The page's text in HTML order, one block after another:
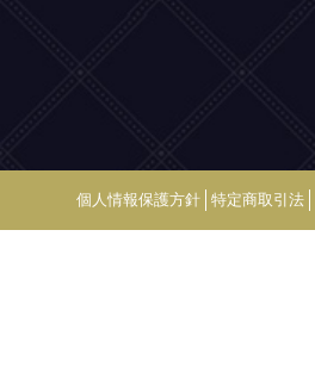
個人情報保護方針 特定商取引法